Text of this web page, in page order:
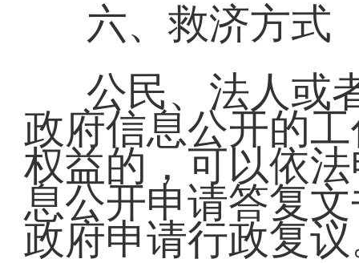
六、救济方式
公民、法人或
政府信息公开的
权益的，可以依
息公开申请答复
政府申请行政复